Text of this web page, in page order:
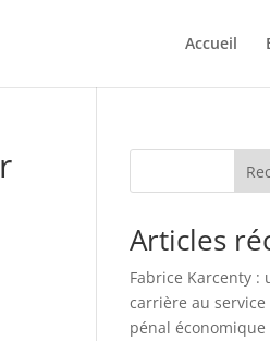
Accueil
Articles
Fabrice Karcenty :
carrière au
pénal économique